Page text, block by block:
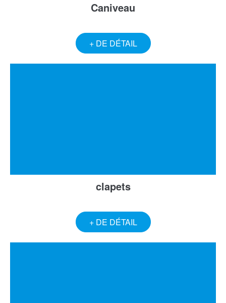
Caniveau
+ DE DÉTAIL
clapets
+ DE DÉTAIL